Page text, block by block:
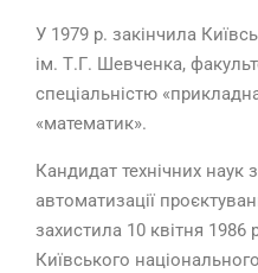
У 1979 р. закінчила
ім. Т.Г. Шевченка,
спеціальністю
«математик».
Кандидат технічних наук
автоматизації
захистила 10 квітня 1986
Київського